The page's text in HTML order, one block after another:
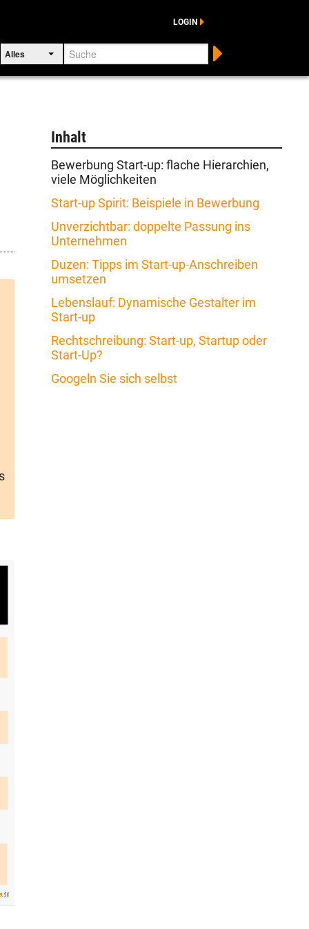
LOGIN
Alles Suche
Inhalt
Bewerbung Start-up: flache Hierarchien,
viele Möglichkeiten
Start-up Spirit: Beispiele in Bewerbung
Unverzichtbar: doppelte Passung ins
Unternehmen
Duzen: Tipps im Start-up-Anschreiben
umsetzen
Lebenslauf: Dynamische Gestalter im
Start-up
Rechtschreibung: Start-up, Startup oder
Start-Up?
Googeln Sie sich selbst